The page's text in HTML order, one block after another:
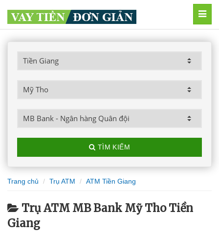
TÌM KIẾM
Trang chủ Trụ ATM ATM Tiền Giang
Trụ ATM MB Bank Mỹ Tho Tiền
Giang